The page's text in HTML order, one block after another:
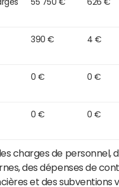
55 750 € 626 €
390 € 4 €
0 € 0 €
0 € 0 €
charges de personnel,
des dépenses de
et des subventions